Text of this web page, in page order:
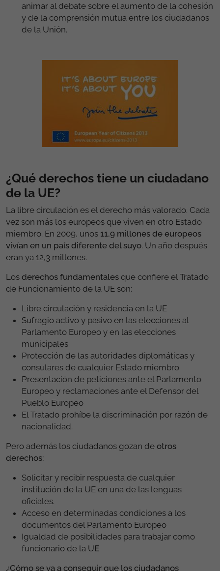
animar al debate sobre el aumento de la cohesión
y de la comprensión mutua entre los ciudadanos
de la Unión.
¿Qué derechos tiene un ciudadano
de la UE?
La libre circulación es el derecho más valorado. Cada
vez son más los europeos que viven en otro Estado
miembro. En 2009, unos 11,9 millones de europeos
vivían en un país diferente del suyo. Un año después
eran ya 12,3 millones.
Los derechos fundamentales que confiere el Tratado
de Funcionamiento de la UE son:
Libre circulación y residencia en la UE
Sufragio activo y pasivo en las elecciones al
Parlamento Europeo y en las elecciones
municipales
Protección de las autoridades diplomáticas y
consulares de cualquier Estado miembro
Presentación de peticiones ante el Parlamento
Europeo y reclamaciones ante el Defensor del
Pueblo Europeo
El Tratado prohíbe la discriminación por razón de
nacionalidad.
Pero además los ciudadanos gozan de otros
derechos:
Solicitar y recibir respuesta de cualquier
institución de la UE en una de las lenguas
oficiales.
Acceso en determinadas condiciones a los
documentos del Parlamento Europeo
Igualdad de posibilidades para trabajar como
funcionario de la UE
¿Cómo se va a conseguir que los ciudadanos